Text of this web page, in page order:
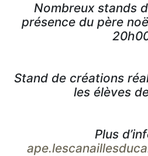
Nombreux stands
présence du père
Stand de créations
les élèves
Plus